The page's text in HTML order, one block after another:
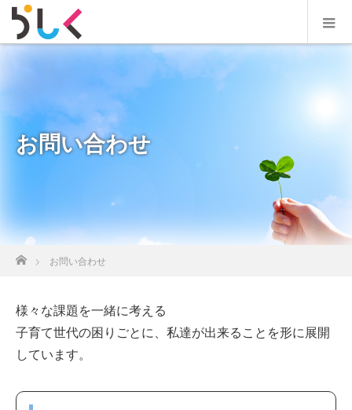
お問い合わせ
ホーム
お問い合わせ
様々な課題を一緒に考える
子育て世代の困りごとに、私達が出来ることを形に展開
しています。